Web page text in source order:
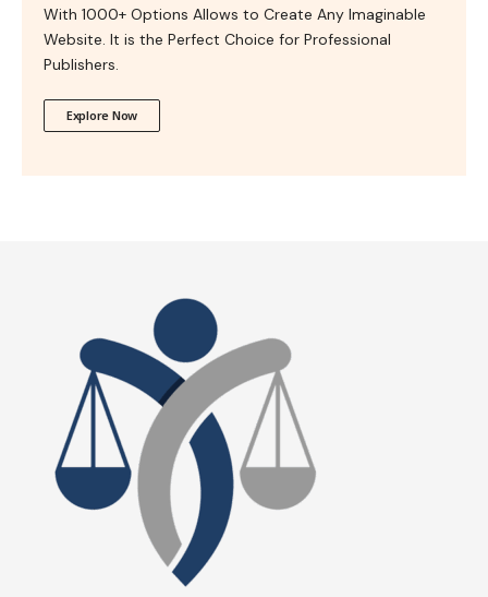
With 1000+ Options Allows to Create Any Imaginable
Website. It is the Perfect Choice for Professional
Publishers.
Explore Now